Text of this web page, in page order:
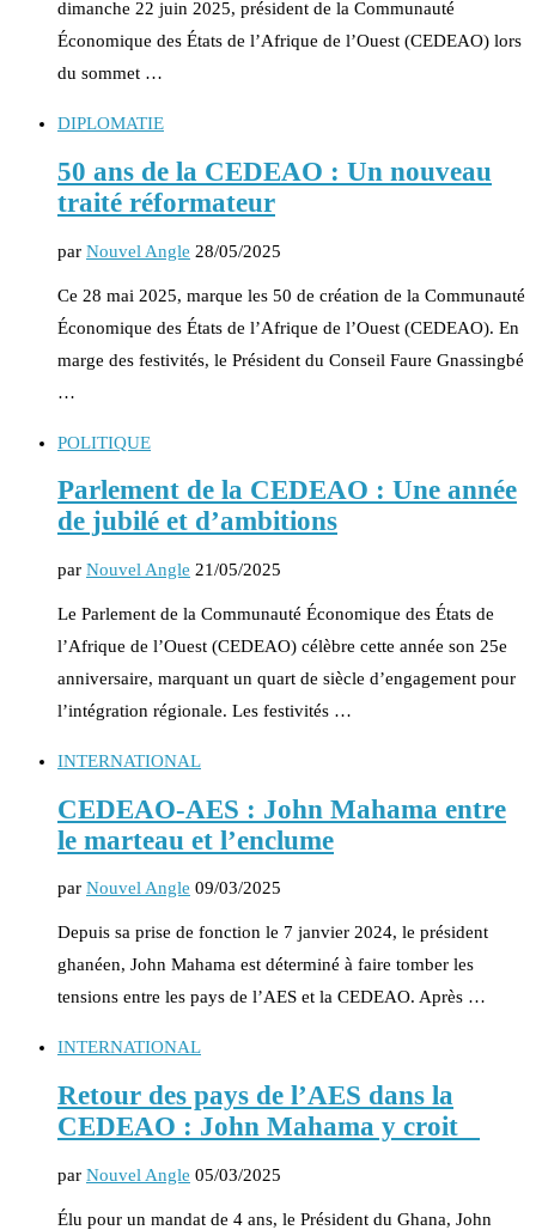
dimanche 22 juin 2025, président de la Communauté
Économique des États de l’Afrique de l’Ouest (CEDEAO) lors
du sommet …
DIPLOMATIE
50 ans de la CEDEAO : Un nouveau
traité réformateur
par Nouvel Angle 28/05/2025
Ce 28 mai 2025, marque les 50 de création de la Communauté
Économique des États de l’Afrique de l’Ouest (CEDEAO). En
marge des festivités, le Président du Conseil Faure Gnassingbé
…
POLITIQUE
Parlement de la CEDEAO : Une année
de jubilé et d’ambitions
par Nouvel Angle 21/05/2025
Le Parlement de la Communauté Économique des États de
l’Afrique de l’Ouest (CEDEAO) célèbre cette année son 25e
anniversaire, marquant un quart de siècle d’engagement pour
l’intégration régionale. Les festivités …
INTERNATIONAL
CEDEAO-AES : John Mahama entre
le marteau et l’enclume
par Nouvel Angle 09/03/2025
Depuis sa prise de fonction le 7 janvier 2024, le président
ghanéen, John Mahama est déterminé à faire tomber les
tensions entre les pays de l’AES et la CEDEAO. Après …
INTERNATIONAL
Retour des pays de l’AES dans la
CEDEAO : John Mahama y croit
par Nouvel Angle 05/03/2025
Élu pour un mandat de 4 ans, le Président du Ghana, John